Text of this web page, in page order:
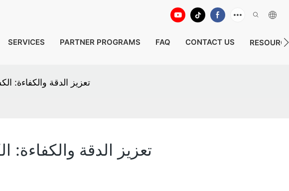
SERVICES PARTNER PROGRAMS FAQ CONTACT US
تعزيز الدقة
تعزيز الدقة